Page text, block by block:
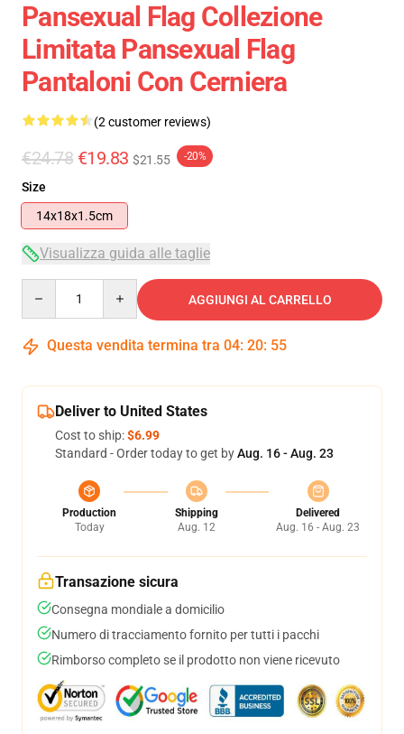
Pansexual Flag Collezione
Limitata Pansexual Flag
Pantaloni Con Cerniera
(2 customer reviews)
€24.78 €19.83 $21.55 -20%
Size
14x18x1.5cm
Visualizza guida alle taglie
AGGIUNGI AL CARRELLO
Questa vendita termina tra 04: 20: 55
Deliver to United States
Cost to ship:$6.99
Standard - Order today to get byAug. 16 - Aug. 23
Production
Today
Shipping
Aug. 12
Delivered
Aug. 16 - Aug. 23
Transazione sicura
Consegna mondiale a domicilio
Numero di tracciamento fornito per tutti i pacchi
Rimborso completo se il prodotto non viene ricevuto